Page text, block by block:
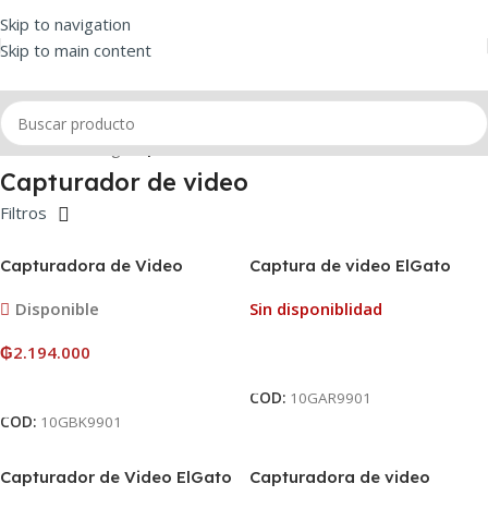
Skip to navigation
Skip to main content
Inicio/Streaming/Capturador de video
Capturador de video
Filtros
Capturadora de Video
PCIe HDMI
Disponible
₲2.194.000
COD: 10GBK9901
Captura de video ElGato
Sin disponiblidad
COD: 10GAR9901
Capturador de Video ElGato
Capturadora de video